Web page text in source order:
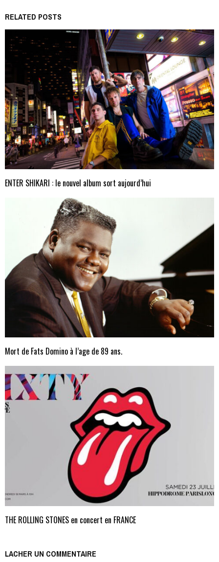
RELATED POSTS
ENTER SHIKARI : le nouvel album sort aujourd’hui
Mort de Fats Domino à l’age de 89 ans.
THE ROLLING STONES en concert en FRANCE
LACHER UN COMMENTAIRE